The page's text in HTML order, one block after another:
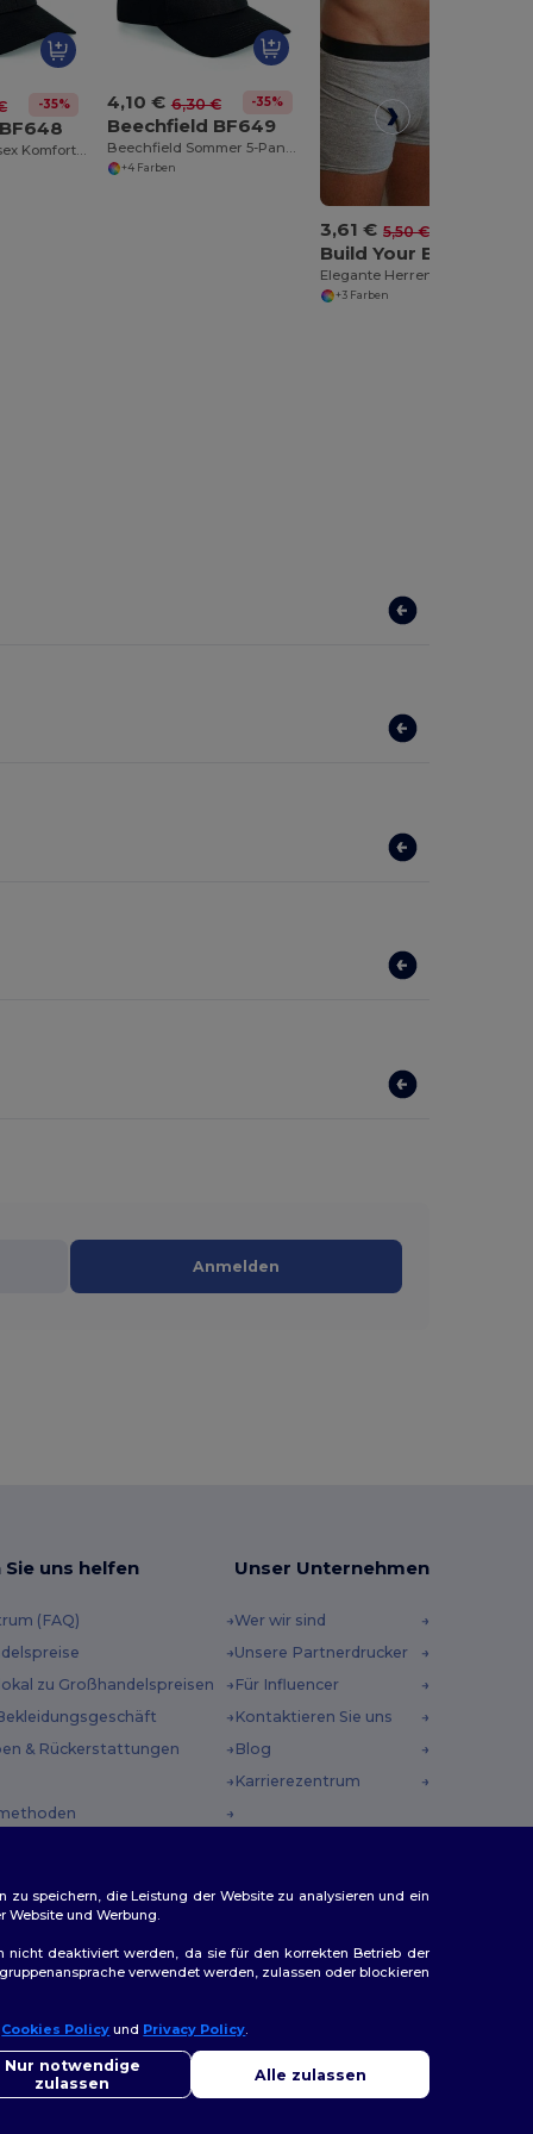
-35% 4,10 € 6,30 € -35%
Beechfield BF649
Beechfield Sommer 5-Panel Kappe mit UV-Schutz
+4 Farben
3,61 € 5,50 €
+3 Farben
Anmelden
Sie uns helfen
(FAQ)
zu Großhandelspreisen
& Rückerstattungen
Unser Unternehmen
Wer wir sind
Unsere Partnerdrucker
Für Influencer
Kontaktieren Sie uns
Blog
Karrierezentrum
speichern, die Leistung der Website zu analysieren und ein
Website und Werbung.
nicht deaktiviert werden, da sie für den korrekten Betrieb der
verwendet werden, zulassen oder blockieren
Cookies Policy und Privacy Policy.
Nur notwendige
zulassen
Alle zulassen
Sie Fragen oder Bedenken haben, können Sie uns jederzeit
Unser Chatbot ist hier, um Ihnen zu helfen.